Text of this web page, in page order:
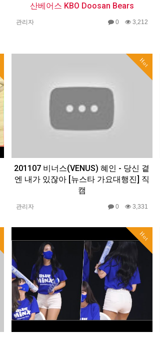
산베어스 KBO Doosan Bears
관리자 0 3,212
Hot
201107 비너스(VENUS) 혜인 - 당신 곁
엔 내가 있잖아 [뉴스타 가요대행진] 직
캠
관리자 0 3,331
Hot